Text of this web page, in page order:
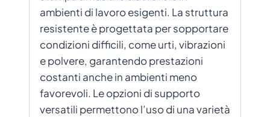
ambienti di lavoro esigenti. La struttura
resistente è progettata per sopportare
condizioni difficili, come urti, vibrazioni
e polvere, garantendo prestazioni
costanti anche in ambienti meno
favorevoli. Le opzioni di supporto
versatili permettono l’uso di una varietà